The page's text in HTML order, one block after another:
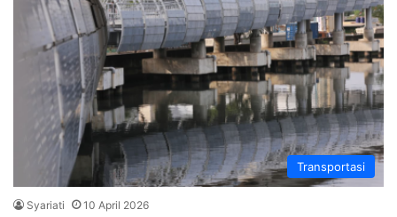
Transportasi
Syariati 10 April 2026